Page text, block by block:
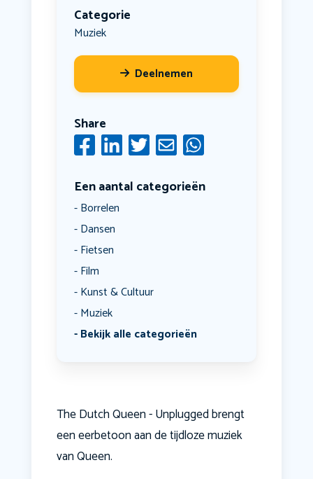
Categorie
Muziek
Deelnemen
Share
Een aantal categorieën
Borrelen
Dansen
Fietsen
Film
Kunst & Cultuur
Muziek
Bekijk alle categorieën
The Dutch Queen - Unplugged brengt
een eerbetoon aan de tijdloze muziek
van Queen.